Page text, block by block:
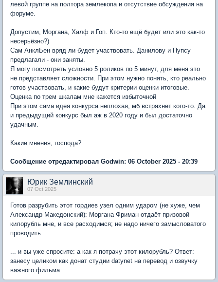
левой группе на полтора землекопа и отсутствие обсуждения на
форуме.
Допустим, Моргана, Халф и Гоп. Кто-то ещё будет или это как-то
несерьёзно?)
Сам АнклБен вряд ли будет участвовать. Данилову и Пупсу
предлагали - они заняты.
Я могу посмотреть условно 5 роликов по 5 минут, для меня это
не представляет сложности. При этом нужно понять, кто реально
готов участвовать, и какие будут критерии оценки итоговые.
Оценка по трем шкалам мне кажется избыточной
При этом сама идея конкурса неплохая, мб встряхнет кого-то. Да
и предыдущий конкурс был аж в 2020 году и был достаточно
удачным.
Какие мнения, господа?
Сообщение отредактировал Godwin: 06 October 2025 - 20:39
Юрик Землинский
07 Oct 2025
Готов разрубить этот гордиев узел одним ударом (не хуже, чем
Александр Македонский): Моргана Фриман отдаёт призовой
килорубль мне, и все расходимся; не надо ничего замысловатого
проводить...
... и вы уже спросите: а как я потрачу этот килорубль? Ответ:
занесу целиком как донат студии datynet на перевод и озвучку
важного фильма.